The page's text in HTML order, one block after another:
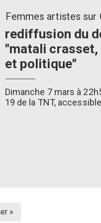
Femmes artistes sur
rediffusion du
"matali
et politique"
Dimanche 7 mars à
19 de la TNT,
»